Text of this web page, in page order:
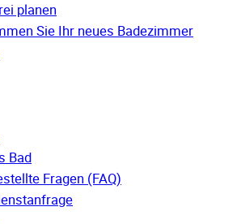
planen
Sie Ihr neues Badezimmer
Bad
Fragen (FAQ)